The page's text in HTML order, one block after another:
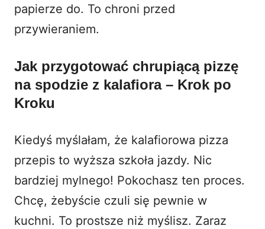
papierze do. To chroni przed
przywieraniem.
Jak przygotować chrupiącą pizzę
na spodzie z kalafiora – Krok po
Kroku
Kiedyś myślałam, że kalafiorowa pizza
przepis to wyższa szkoła jazdy. Nic
bardziej mylnego! Pokochasz ten proces.
Chcę, żebyście czuli się pewnie w
kuchni. To prostsze niż myślisz. Zaraz